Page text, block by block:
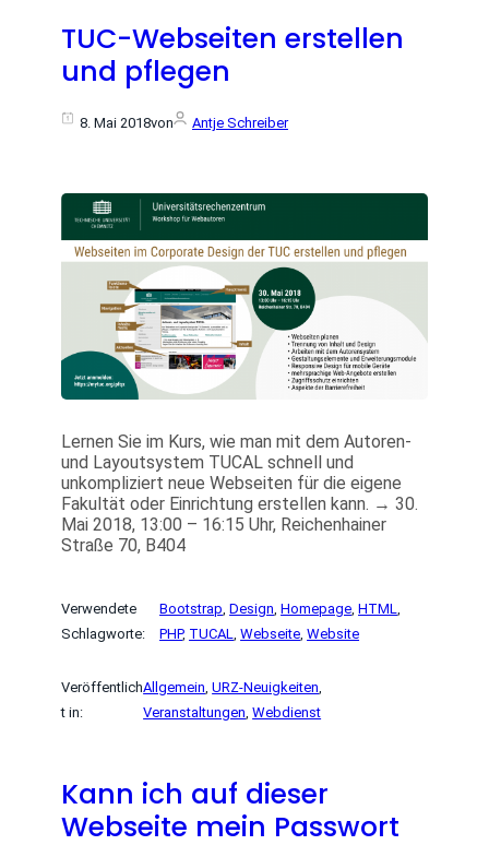
TUC-Webseiten erstellen
und pflegen
8. Mai 2018von Antje Schreiber
Lernen Sie im Kurs, wie man mit dem Autoren-
und Layoutsystem TUCAL schnell und
unkompliziert neue Webseiten für die eigene
Fakultät oder Einrichtung erstellen kann. → 30.
Mai 2018, 13:00 – 16:15 Uhr, Reichenhainer
Straße 70, B404
Verwendete
Schlagworte:
Bootstrap, Design, Homepage, HTML
PHP, TUCAL, Webseite, Website
Veröffentlich
t in:
Allgemein, URZ-Neuigkeiten
Veranstaltungen, Webdienst
Kann ich auf dieser
Webseite mein Passwort